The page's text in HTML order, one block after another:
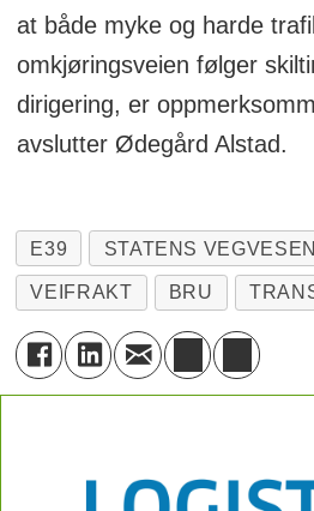
at både myke og harde
omkjøringsveien følger
dirigering, er
avslutter Ødegård Alstad.
E39 STATENS VEGVESEN
VEIFRAKT BRU